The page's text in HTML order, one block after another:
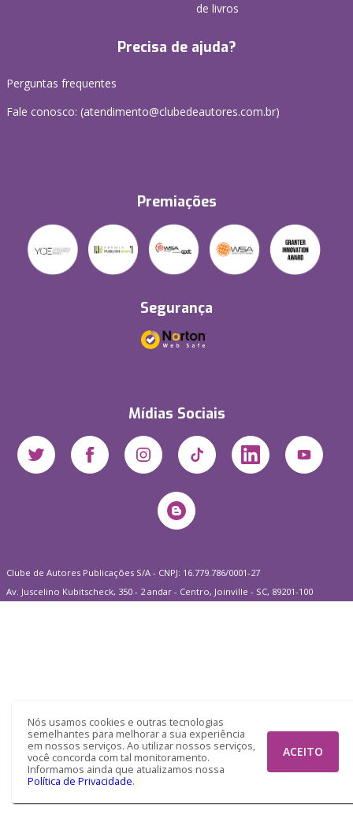
Nós usamos cookies e outras tecnologias
semelhantes para melhorar a sua experiência
em nossos serviços. Ao utilizar nossos serviços,
você concorda com tal monitoramento.
Informamos ainda que atualizamos nossa
Política de Privacidade.
ACEITO
de livros
Precisa de ajuda?
Perguntas frequentes
Fale conosco: (atendimento@clubedeautores.com.br)
Premiações
Segurança
Mídias Sociais
Clube de Autores Publicações S/A - CNPJ: 16.779.786/0001-27
Av. Juscelino Kubitscheck, 350 - 2 andar - Centro, Joinville - SC, 89201-100